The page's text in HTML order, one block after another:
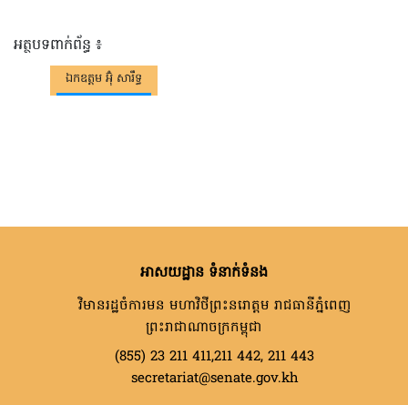
អត្ថបទពាក់ព័ន្ធ ៖
ឯកឧត្តម អ៊ុំ សារឹទ្ធ
អាសយដ្ឋាន ទំនាក់ទំនង
វិមានរដ្ឋចំការមន មហាវិថីព្រះនរោត្តម រាជធានីភ្នំពេញ
ព្រះរាជាណាចក្រកម្ពុជា
(855) 23 211 411,211 442, 211 443
secretariat@senate.gov.kh